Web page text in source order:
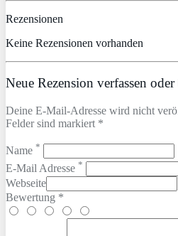
Rezensionen
Keine Rezensionen vorhanden
Neue Rezension verfassen
Deine E-Mail-Adresse wird nicht
Felder sind markiert *
Name *
E-Mail Adresse *
Webseite
Bewertung *